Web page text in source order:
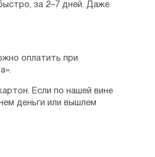
за 2–7 дней. Даже
оплатить при
Если по нашей вине
деньги или вышлем